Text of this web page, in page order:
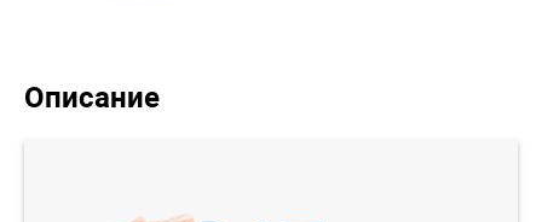
Описание